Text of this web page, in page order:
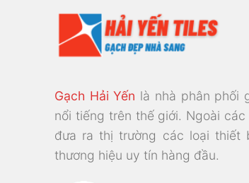
Gạch Hải Yến là nhà phân phối
nổi tiếng trên thế giới. Ngoài
đưa ra thị trường các loại
thương hiệu uy tín hàng đầu.